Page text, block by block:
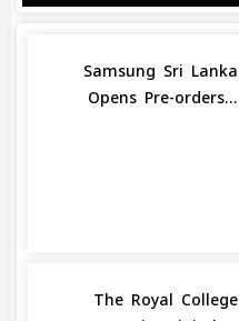
Samsung Sri Lanka
Opens Pre-orders...
The Royal College